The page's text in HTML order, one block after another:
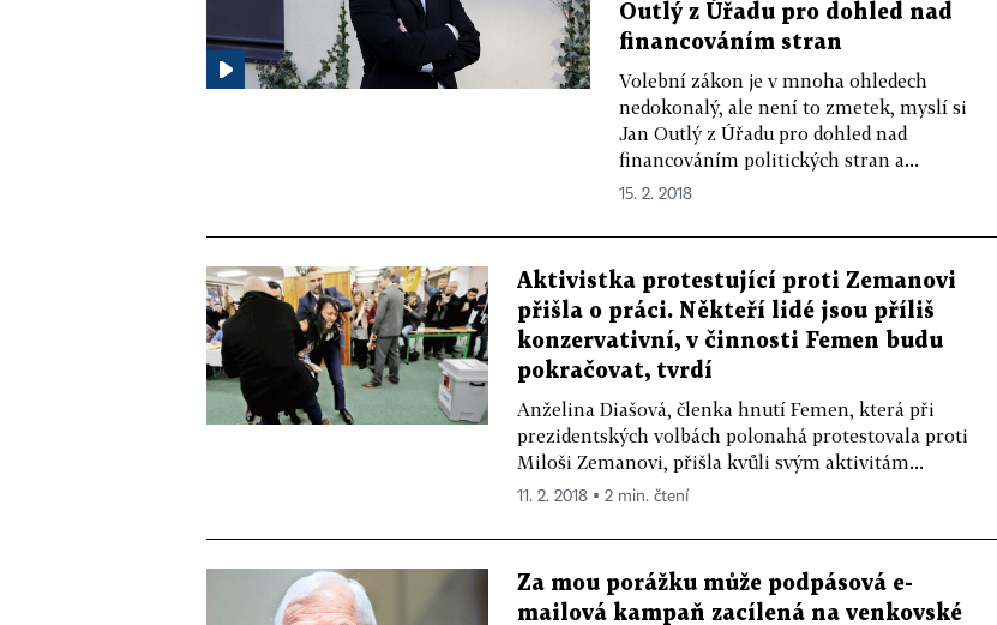
Outlý z Úřadu pro dohled nad
financováním stran
Volební zákon je v mnoha ohledech
nedokonalý, ale není to zmetek, myslí si
Jan Outlý z Úřadu pro dohled nad
financováním politických stran a...
15. 2. 2018
Aktivistka protestující proti Zemanovi
přišla o práci. Někteří lidé jsou příliš
konzervativní, v činnosti Femen budu
pokračovat, tvrdí
Anželina Diašová, členka hnutí Femen, která při
prezidentských volbách polonahá protestovala proti
Miloši Zemanovi, přišla kvůli svým aktivitám...
11. 2. 2018 ▪ 2 min. čtení
Za mou porážku může podpásová e-
mailová kampaň zacílená na venkovské